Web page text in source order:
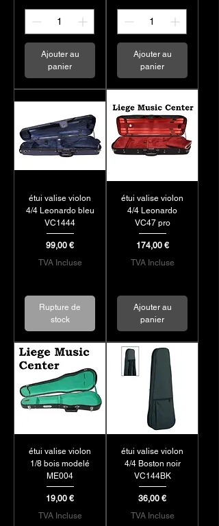
répétitions et concerts.
Disponible et en stock
dans notre magasin et
Ajouter au
panier
Ajouter au
panier
étui valise violon
4/4 Leonardo bleu
VC1444
Prix
99,00 €
TVA Incluse
Rupture de
stock
étui valise violon
4/4 Leonardo
VC47 pro
Prix
174,00 €
TVA Incluse
Ajouter au
panier
étui valise violon
1/8 bois modelé
ME004
Prix
19,00 €
TVA Incluse
étui valise violon
4/4 Boston noir
VC144BK
Prix
36,00 €
TVA Incluse